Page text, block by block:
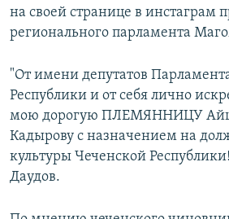
на своей странице в инстаграм
регионального парламента
"От имени депутатов
Республики и от себя лично
мою дорогую ПЛЕМЯННИЦУ
Кадырову с назначением на
культуры Чеченской
Даудов.